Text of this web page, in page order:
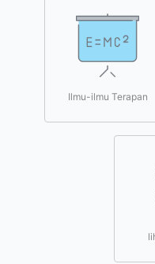
Ilmu-ilmu Terapan